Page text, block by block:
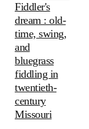
Fiddler's
dream : old-
time, swing,
and
bluegrass
fiddling in
twentieth-
century
Missouri